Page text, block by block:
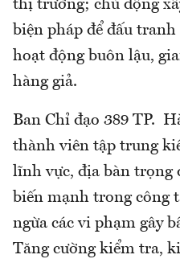
thị trường; chủ động
biện pháp để đấu
hoạt động buôn lậu,
hàng giả.
Ban Chỉ đạo 389 TP.
thành viên tập trung
lĩnh vực, địa bàn trọng
biến mạnh trong công
ngừa các vi phạm gây
Tăng cường kiểm tra,